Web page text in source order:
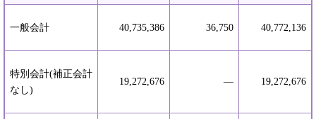
一般会計 40,735,386 36,750 40,772,136
特別会計(補正会計
なし)
19,272,676 ― 19,272,676